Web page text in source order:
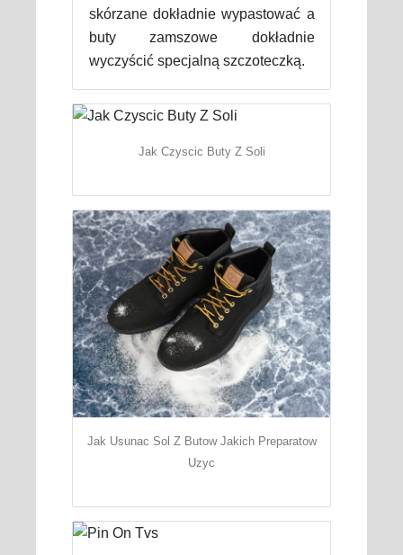
skórzane dokładnie wypastować a
buty zamszowe dokładnie
wyczyścić specjalną szczoteczką.
Jak Czyscic Buty Z Soli
Jak Usunac Sol Z Butow Jakich Preparatow
Uzyc